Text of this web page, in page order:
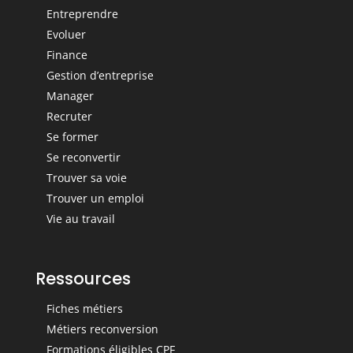
Entreprendre
Evoluer
Finance
Gestion d’entreprise
Manager
Recruter
Se former
Se reconvertir
Trouver sa voie
Trouver un emploi
Vie au travail
Ressources
Fiches métiers
Métiers reconversion
Formations éligibles CPF